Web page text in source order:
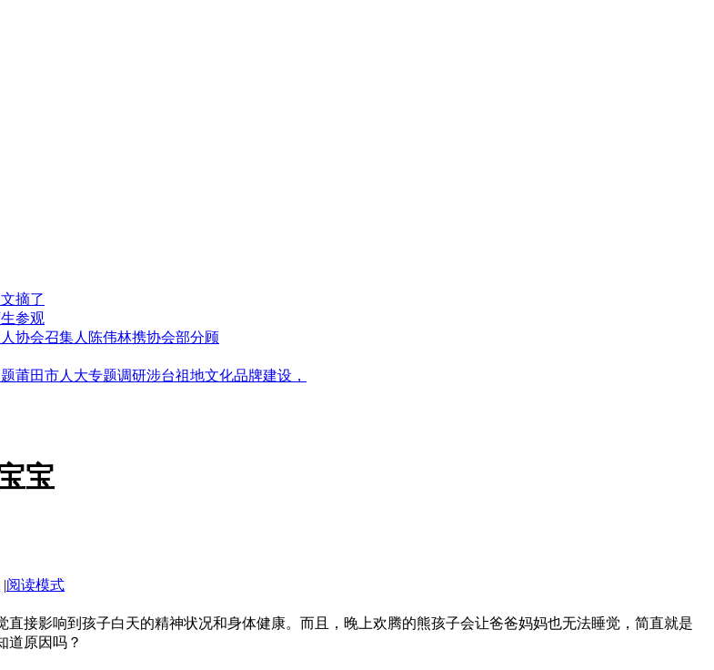
摘了
参观
协会召集人陈伟林携协会部分顾
莆田市人大专题调研涉台祖地文化品牌建设，
宝
|阅读模式
影响到孩子白天的精神状况和身体健康。而且，晚上欢腾的熊孩子会让爸爸妈妈也无法睡觉，简直就是
道原因吗？